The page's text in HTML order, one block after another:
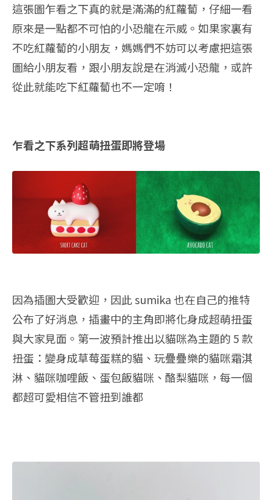
這張圖乍看之下真的就是滿滿的紅蘿蔔，仔細一看
原來是一點都不可怕的小恐龍在示威。如果家裏有
不吃紅蘿蔔的小朋友，媽媽們不妨可以考慮把這張
圖給小朋友看，跟小朋友說是在消滅小恐龍，或許
從此就能吃下紅蘿蔔也不一定唷！
乍看之下系列超萌扭蛋即將登場
因為插圖大受歡迎，因此 sumika 也在自己的推特
公布了好消息，插畫中的主角即將化身成超萌扭蛋
與大家見面。第一波預計推出以貓咪為主題的 5 款
扭蛋：變身成草莓蛋糕的貓、玩疊疊樂的貓咪霜淇
淋、貓咪咖哩飯、蛋包飯貓咪、酪梨貓咪，每一個
都超可愛相信不管扭到誰都